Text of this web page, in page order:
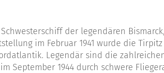
der legendären
im Februar 1941 wurde die
Legendär sind die
September 1944 durch schwere